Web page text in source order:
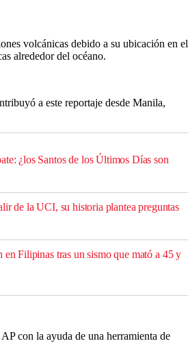
volcánicas debido a su ubicación en el
alrededor del océano.
a este reportaje desde Manila,
¿los Santos de los Últimos Días son
de la UCI, su historia plantea preguntas
Filipinas tras un sismo que mató a 45 y
con la ayuda de una herramienta de